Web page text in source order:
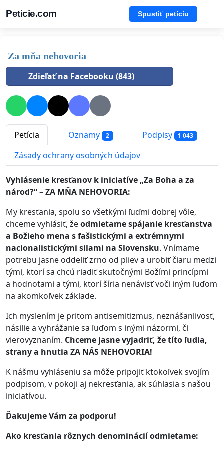
Peticie.com Spustiť petíciu
Za mňa nehovoria
Zdieľať na Facebooku (843)
Petícia Oznamy 2 Podpisy 1 043
Zásady ochrany osobných údajov
Vyhlásenie kresťanov k iniciatíve „Za Boha a za
národ?“ – ZA MŇA NEHOVORIA:
My kresťania, spolu so všetkými ľuďmi dobrej vôle,
chceme vyhlásiť, žeodmietame spájanie kresťanstva
a Božieho mena s fašistickými a extrémnymi
nacionalistickými silami na Slovensku. Vnímame
potrebu jasne oddeliť zrno od pliev a urobiť čiaru medzi
tými, ktorí sa chcú riadiť skutočnými Božími princípmi
a hodnotami a tými, ktorí šíria nenávisť voči iným ľuďom
na akomkoľvek základe.
Ich myslením je pritom antisemitizmus, neznášanlivosť,
násilie a vyhrážanie sa ľuďom s inými názormi, či
vierovyznaním. Chceme jasne vyjadriť, že títo ľudia,
strany a hnutia ZA NÁS NEHOVORIA!
K nášmu vyhláseniu sa môže pripojiť ktokoľvek svojím
podpisom, v pokoji aj nekresťania, ak súhlasia s našou
iniciatívou.
Ďakujeme Vám za podporu!
Ako kresťania rôznych denominácií odmietame: